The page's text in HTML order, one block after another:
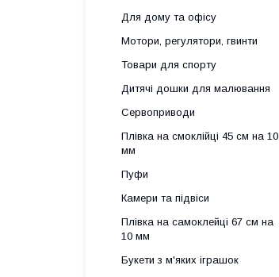
Для дому та офісу
Мотори, регулятори, гвинти
Товари для спорту
Дитячі дошки для малювання
Сервоприводи
Плівка на смоклійці 45 см на 10
мм
Пуфи
Камери та підвіси
Плівка на самоклейці 67 см на
10 мм
Букети з м'яких іграшок